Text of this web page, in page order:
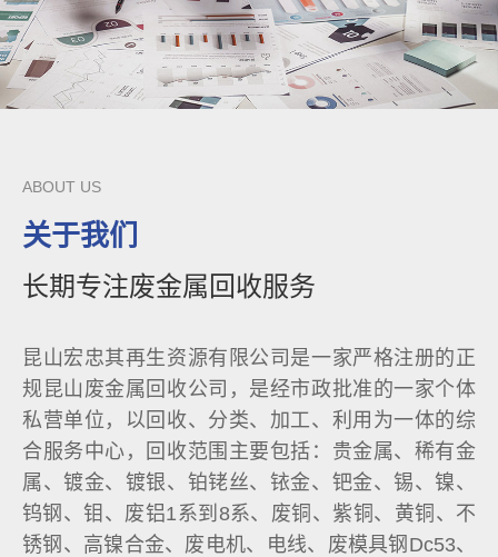
ABOUT US
关于我们
长期专注废金属回收服务
昆山宏忠其再生资源有限公司是一家严格注册的正
规昆山废金属回收公司，是经市政批准的一家个体
私营单位，以回收、分类、加工、利用为一体的综
合服务中心，回收范围主要包括：贵金属、稀有金
属、镀金、镀银、铂铑丝、铱金、钯金、锡、镍、
钨钢、钼、废铝1系到8系、废铜、紫铜、黄铜、不
锈钢、高镍合金、废电机、电线、废模具钢Dc53、